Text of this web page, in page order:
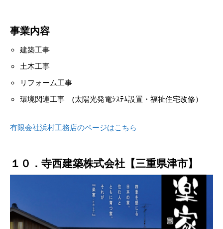
事業内容
建築工事
土木工事
リフォーム工事
環境関連工事 (太陽光発電ｼｽﾃﾑ設置・福祉住宅改修）
有限会社浜村工務店のページはこちら
１０．寺西建築株式会社【三重県津市】